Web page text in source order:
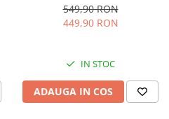
Doua dimensiuni pentru
cuburi, Rezervor apa 1.3 l,
549,90 RON
449,90 RON
IN STOC
ADAUGA IN COS